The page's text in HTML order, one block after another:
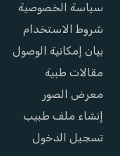
سياسة الخصوصية
شروط الاستخدام
بيان إمكانية الوصول
مقالات طبية
معرض الصور
إنشاء ملف طبيب
تسجيل الدخول